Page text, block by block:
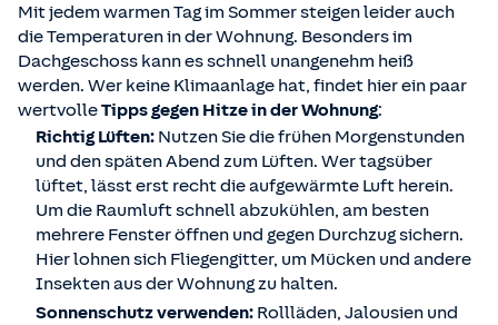
Mit jedem warmen Tag im Sommer steigen leider auch
die Temperaturen in der Wohnung. Besonders im
Dachgeschoss kann es schnell unangenehm heiß
werden. Wer keine Klimaanlage hat, findet hier ein paar
wertvolleTipps gegen Hitze in der Wohnung:
Richtig Lüften: Nutzen Sie die frühen Morgenstunden
und den späten Abend zum Lüften. Wer tagsüber
lüftet, lässt erst recht die aufgewärmte Luft herein.
Um die Raumluft schnell abzukühlen, am besten
mehrere Fenster öffnen und gegen Durchzug sichern.
Hier lohnen sich Fliegengitter, um Mücken und andere
Insekten aus der Wohnung zu halten.
Sonnenschutz verwenden: Rollläden, Jalousien und